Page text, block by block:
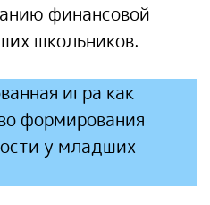
финансовой
школьников.
игра как
формирования
у младших